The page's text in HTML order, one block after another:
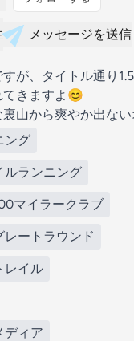
メッセージを送信
が、タイトル通り
てきますよ😊
山から爽やか出な
ング
ルランニング
マイラークラブ
レートラウンド
レイル
ディア